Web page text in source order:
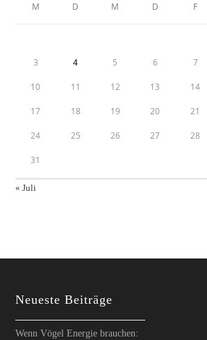
M D M D F
3 4 5 6 7
10 11 12 13 14
17 18 19 20 21
24 25 26 27 28
31
« Juli
Neueste Beiträge
Wenn Vögel Energie brauchen: